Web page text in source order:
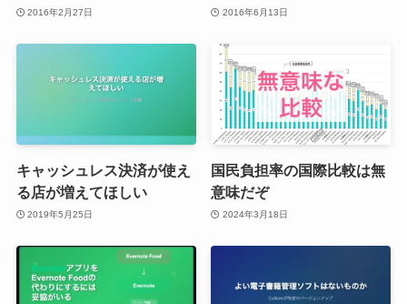
2016年2月27日 2016年6月13日
キャッシュレス決済が使え
る店が増えてほしい
2019年5月25日
国民負担率の国際比較は無
意味だぞ
2024年3月18日